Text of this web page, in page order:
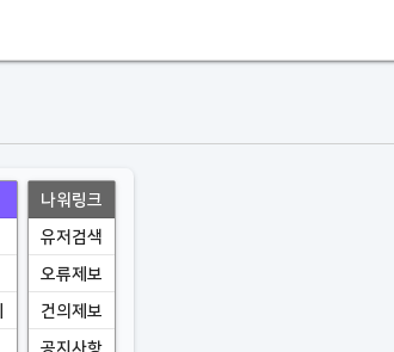
나워링크
유저검색
오류제보
건의제보
공지사항